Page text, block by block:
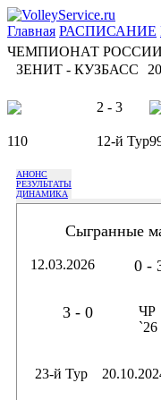
Главная РАСПИСАНИЕ
ЧЕМПИОНАТ
ЗЕНИТ - КУЗБАСС
2 - 3
110 12-й Тур
АНОНС
РЕЗУЛЬТАТЫ
ДИНАМИКА
Сыгранные
12.03.2026 0 -
3 - 0
ЧР
`26
23-й Тур